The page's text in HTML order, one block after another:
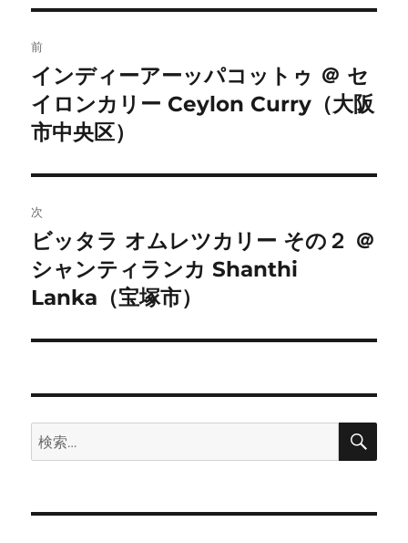
稿
ナ
ビ
ゲ
ー
シ
ョ
ン
前
前
の
投
インディーアーッパコットゥ ＠ セ
イロンカリー Ceylon Curry（大阪
市中央区）
次
次
の
投
ビッタラ オムレツカリー その２ ＠
シャンティランカ Shanthi
Lanka（宝塚市）
検
索:
検